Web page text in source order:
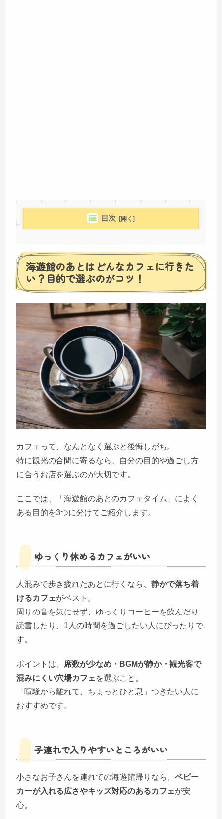
目次
海遊館のあとはどんなカフェに行きた
い？目的で選ぶのがコツ！
カフェって、なんとなく選ぶと後悔しがち。
特に観光の合間に寄るなら、自分の目的や過ごし方
に合うお店を選ぶのが大切です。
ここでは、「海遊館のあとのカフェタイム」によく
ある目的を3つに分けてご紹介します。
ゆっくり休めるカフェがいい
人混みで歩き疲れたあとに行くなら、 静かで落ち着
けるカフェがベスト。
周りの音を気にせず、ゆっくりコーヒーを飲んだり
読書したり、1人の時間を過ごしたい人にぴったりで
す。
ポイントは、
席数が少なめ・BGMが静か・観光客で
混みにくい穴場カフェを選ぶこと。
「喧騒から離れて、ちょっとひと息」つきたい人に
おすすめです。
子連れで入りやすいところがいい
小さなお子さんを連れての海遊館帰りなら、 ベビー
カーが入れる広さやキッズ対応のあるカフェが安
心。